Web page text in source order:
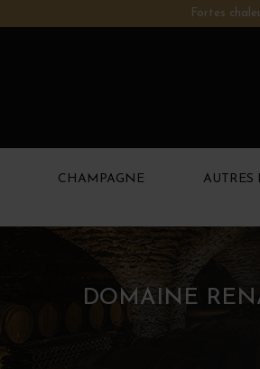
Fortes
CHAMPAGNE AUTRES
DOMAINE